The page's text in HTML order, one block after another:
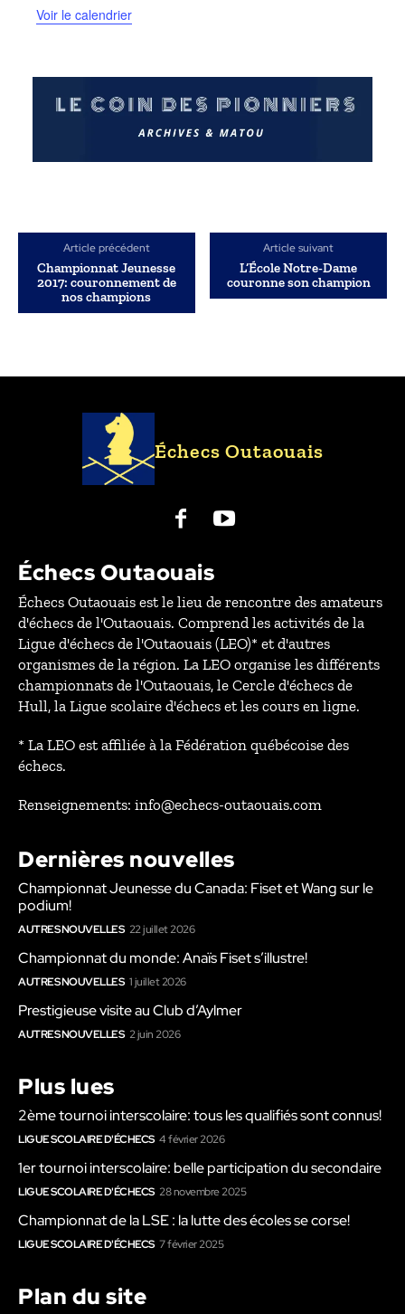
Voir le calendrier
Article précédent
Championnat Jeunesse
2017: couronnement de
nos champions
Article suivant
L’École Notre-Dame
couronne son champion
Échecs Outaouais
Échecs Outaouais
Échecs Outaouais est le lieu de rencontre des amateurs
d'échecs de l'Outaouais. Comprend les activités de la
Ligue d'échecs de l'Outaouais (LEO)* et d'autres
organismes de la région. La LEO organise les différents
championnats de l'Outaouais, le Cercle d'échecs de
Hull, la Ligue scolaire d'échecs et les cours en ligne.
* La LEO est affiliée à la Fédération québécoise des
échecs.
Renseignements: info@echecs-outaouais.com
Dernières nouvelles
Championnat Jeunesse du Canada: Fiset et Wang sur le
podium!
AUTRES NOUVELLES 22 juillet 2026
Championnat du monde: Anaïs Fiset s’illustre!
AUTRES NOUVELLES 1 juillet 2026
Prestigieuse visite au Club d’Aylmer
AUTRES NOUVELLES 2 juin 2026
Plus lues
2ème tournoi interscolaire: tous les qualifiés sont connus!
LIGUE SCOLAIRE D'ÉCHECS 4 février 2026
1er tournoi interscolaire: belle participation du secondaire
LIGUE SCOLAIRE D'ÉCHECS 28 novembre 2025
Championnat de la LSE : la lutte des écoles se corse!
LIGUE SCOLAIRE D'ÉCHECS 7 février 2025
Plan du site